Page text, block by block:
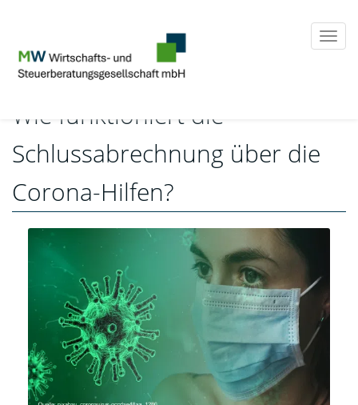
Wie funktioniert die
Schlussabrechnung über die
Corona-Hilfen?